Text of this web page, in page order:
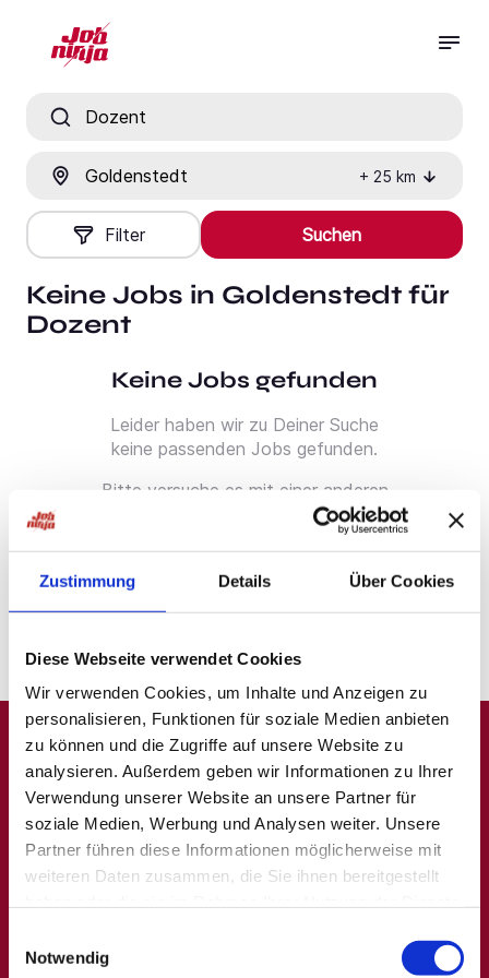
Zustimmung Details Über Cookies
Diese Webseite verwendet Cookies
Wir verwenden Cookies, um Inhalte und Anzeigen zu
personalisieren, Funktionen für soziale Medien anbieten
zu können und die Zugriffe auf unsere Website zu
analysieren. Außerdem geben wir Informationen zu Ihrer
Verwendung unserer Website an unsere Partner für
soziale Medien, Werbung und Analysen weiter. Unsere
Partner führen diese Informationen möglicherweise mit
weiteren Daten zusammen, die Sie ihnen bereitgestellt
Notwendig
+ 25 km
Filter Suchen
Keine Jobs in Goldenstedt für
Dozent
Keine Jobs gefunden
Leider haben wir zu Deiner Suche
keine passenden Jobs gefunden.
Bitte versuche es mit einer anderen
probiere unsere "Jobsuche andersrum"
A B C D E F G H I J K L M N O P Q
R S T U V W X Y Z 0-9